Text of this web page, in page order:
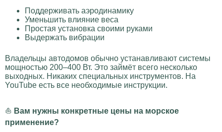
Поддерживать аэродинамику
Уменьшить влияние веса
Простая установка своими руками
Выдержать вибрации
Владельцы автодомов обычно устанавливают системы
мощностью 200–400 Вт. Это займёт всего несколько
выходных. Никаких специальных инструментов. На
YouTube есть все необходимые инструкции.
⛵ Вам нужны конкретные цены на морское
применение?